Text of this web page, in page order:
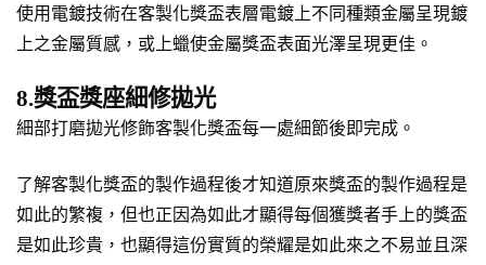
使用電鍍技術在客製化獎盃表層電鍍上不同種類金屬呈現鍍
上之金屬質感，或上蠟使金屬獎盃表面光澤呈現更佳。
8.獎盃獎座細修拋光
細部打磨拋光修飾客製化獎盃每一處細節後即完成。
了解客製化獎盃的製作過程後才知道原來獎盃的製作過程是
如此的繁複，但也正因為如此才顯得每個獲獎者手上的獎盃
是如此珍貴，也顯得這份實質的榮耀是如此來之不易並且深